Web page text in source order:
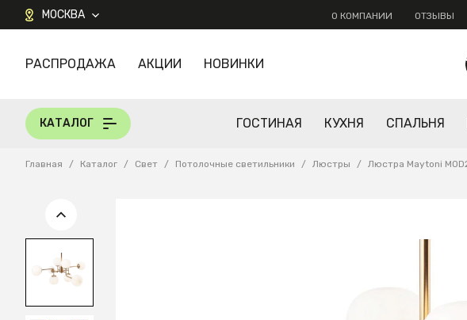
МОСКВА О КОМПАНИИ ОТЗЫВЫ
КАТАЛОГ
РАСПРОДАЖА АКЦИИ НОВИНКИ
КАТАЛОГ ГОСТИНАЯ КУХНЯ СПАЛЬНЯ
Главная / Каталог / Свет / Потолочные светильники / Люстры / Люстра Maytoni